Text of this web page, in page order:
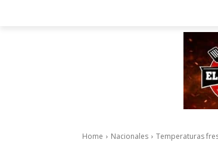
Home Nacionales Temperaturas